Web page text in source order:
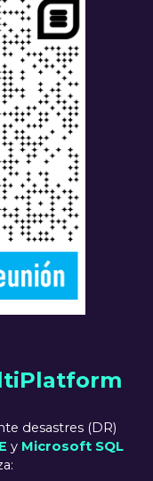
desastres (DR)
y Microsoft SQL